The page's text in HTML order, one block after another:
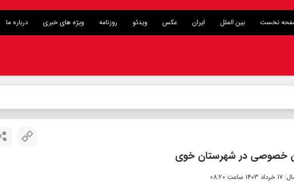
نخست بین الملل ایران عکس ویدئو روزنامه ویژه های خبری درباره ما
08:20